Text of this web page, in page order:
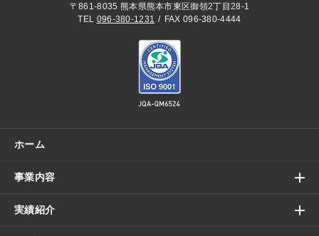
〒861-8035 熊本県熊本市東区御領2丁目28-1
TEL 096-380-1231 FAX 096-380-4444
ホーム
事業内容
実績紹介